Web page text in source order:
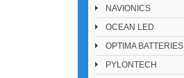
NAVIONICS
OCEAN LED
OPTIMA BATTERIES
PYLONTECH